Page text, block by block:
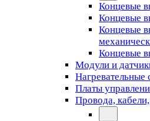
Концевые
Концевые
Концевые
Концевые
Модули и
Нагревательные
Платы
Провода,